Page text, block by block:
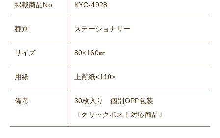
掲載商品No KYC-4928
種別 ステーショナリー
サイズ 80×160㎜
用紙 上質紙<110>
備考
30枚入り 個別OPP包装
〔クリックポスト対応商品〕